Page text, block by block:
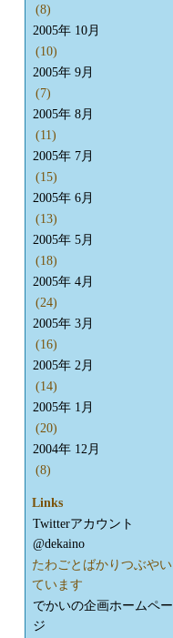
(8)
2005年 10月
(10)
2005年 9月
(7)
2005年 8月
(11)
2005年 7月
(15)
2005年 6月
(13)
2005年 5月
(18)
2005年 4月
(24)
2005年 3月
(16)
2005年 2月
(14)
2005年 1月
(20)
2004年 12月
(8)
Links
Twitterアカウント
@dekaino
たわごとばかりつぶやい
ています
でかいの企画ホームペー
ジ